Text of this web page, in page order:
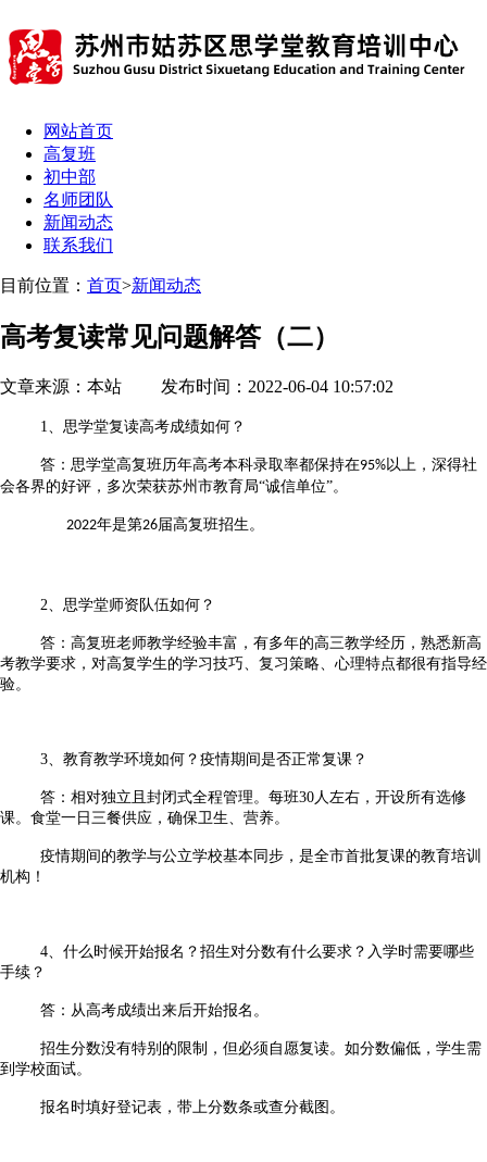
网站首页
高复班
初中部
名师团队
新闻动态
联系我们
目前位置： 首页>新闻动态
高考复读常见问题解答（二）
文章来源：本站 发布时间：2022-06-04 10:57:02
1、 思学堂复读高考成绩如何？
答：思学堂高复班历年高考本科录取率都保持在95%以上，深得社
会各界的好评，多次荣获苏州市教育局“诚信单位”。
2022年是第26届高复班招生。
2、思学堂师资队伍如何？
答：高复班老师教学经验丰富，有多年的高三教学经历，熟悉新高
考教学要求，对高复学生的学习技巧、复习策略、心理特点都很有指导经
验。
3、教育教学环境如何？疫情期间是否正常复课？
答：相对独立且封闭式全程管理。每班30人左右，开设所有选修
课。食堂一日三餐供应，确保卫生、营养。
疫情期间的教学与公立学校基本同步，是全市首批复课的教育培训
机构！
4、什么时候开始报名？招生对分数有什么要求？入学时需要哪些
手续？
答：从高考成绩出来后开始报名。
招生分数没有特别的限制，但必须自愿复读。如分数偏低，学生需
到学校面试。
报名时填好登记表，带上分数条或查分截图。